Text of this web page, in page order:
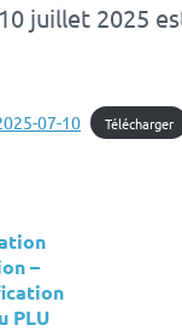
juillet 2025
07-10 Télécharger
–
PLU